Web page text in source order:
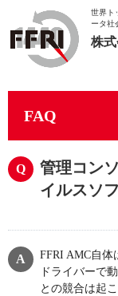
世界ト
ータ社
株
FAQ
管理コン
イルスソ
FFRI AMC自体
ドライバーで
との競合は起